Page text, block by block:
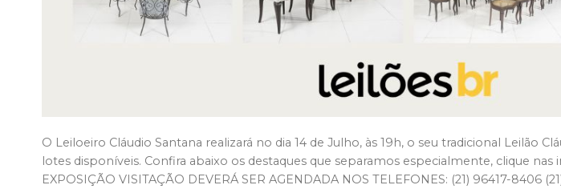
O Leiloeiro Cláudio Santana realizará no dia 14 de Julho, às 19h, o seu tradicional Leilão
lotes disponíveis. Confira abaixo os destaques que separamos especialmente, clique
EXPOSIÇÃO VISITAÇÃO DEVERÁ SER AGENDADA NOS TELEFONES: (21) 96417-8406